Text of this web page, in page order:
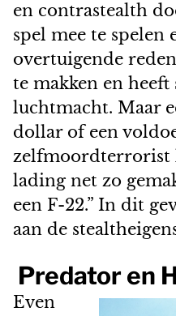
en contrastealth
spel mee te spelen
overtuigende
te makken en heeft
luchtmacht. Maar
dollar of een
zelfmoordterrorist
lading net zo
een F-22.” In dit
aan de
Predator en
Even